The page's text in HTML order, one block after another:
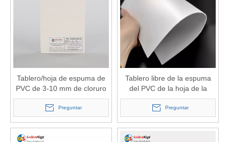
Tablero/hoja de espuma de
PVC de 3-10 mm de cloruro
de polivinilo
Preguntar
Tablero libre de la espuma
del PVC de la hoja de la
espuma del PVC de la divisa
de 3m m 5m m para hacer
publicidad de la impresión
UV
Preguntar